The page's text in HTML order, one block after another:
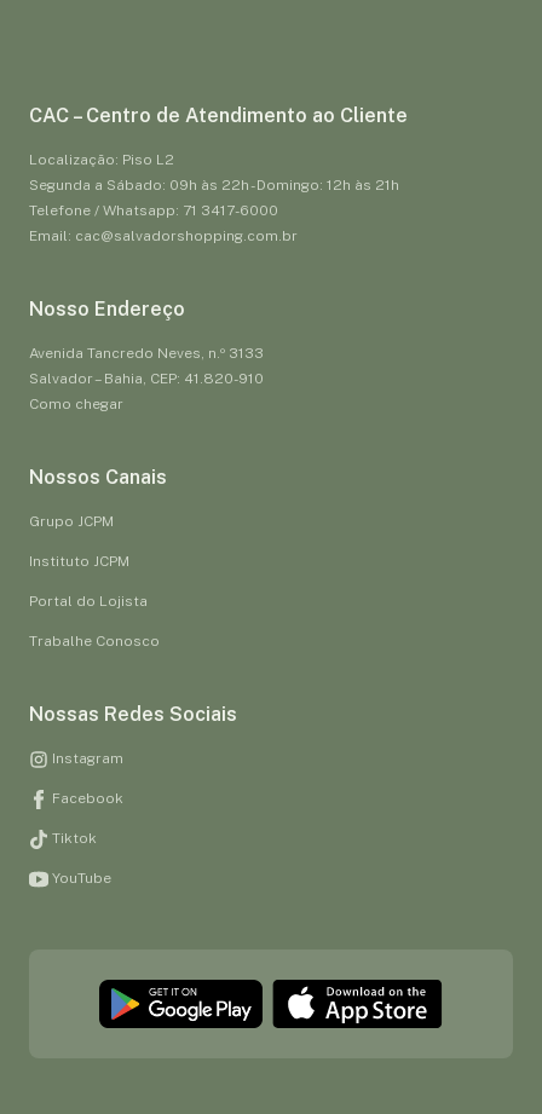
CAC – Centro de Atendimento ao Cliente
Localização: Piso L2
Segunda a Sábado: 09h às 22h - Domingo: 12h às 21h
Telefone / Whatsapp: 71 3417-6000
Email: cac@salvadorshopping.com.br
Nosso Endereço
Avenida Tancredo Neves, n.º 3133
Salvador – Bahia, CEP: 41.820-910
Como chegar
Nossos Canais
Grupo JCPM
Instituto JCPM
Portal do Lojista
Trabalhe Conosco
Nossas Redes Sociais
Instagram
Facebook
Tiktok
YouTube